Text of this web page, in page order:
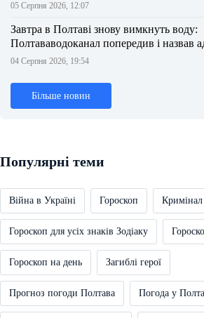
05 Серпня 2026, 12:07
Завтра в Полтаві знову вимкнуть воду:
Полтававодоканал попередив і назвав
04 Серпня 2026, 19:54
Більше новин
Популярні теми
Війна в Україні Гороскоп Кримінал
Гороскоп для усіх знаків Зодіаку
Гороскоп на день Загиблі герої
Прогноз погоди Полтава Погода у